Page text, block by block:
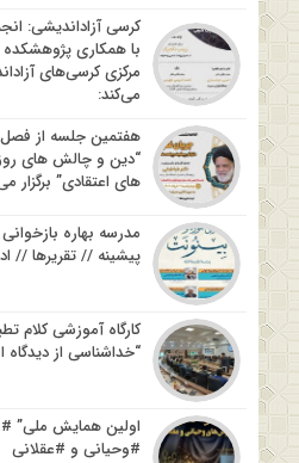
کرسی آزاداندیشی:
با همکاری پژوهشکده
مرکزی کرسی‌های
می‌کند:
هفتمین جلسه از
“دین و چالش های
های اعتقادی” برگزار
مدرسه بهاره
پیشینه // تقریرها //
کارگاه آموزشی کلام
“خداشناسی از دیدگاه
اولین همایش ملی”
#وحیانی و #عقلانی